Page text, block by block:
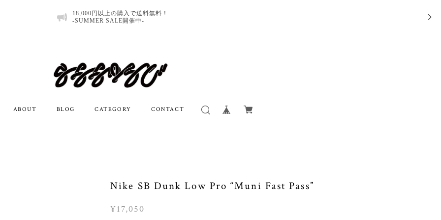
18,000円以上の購入で送料無料！
-SUMMER SALE開催中-
ABOUT BLOG CATEGORY CONTACT
Nike SB Dunk Low Pro “Muni Fast Pass”
¥17,050